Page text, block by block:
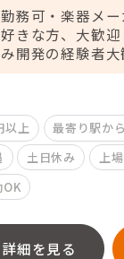
勤務可・楽器メー
きな方、大歓迎
開発の経験者大
以上
最寄り駅か
土日休み
上
OK
詳細を見る